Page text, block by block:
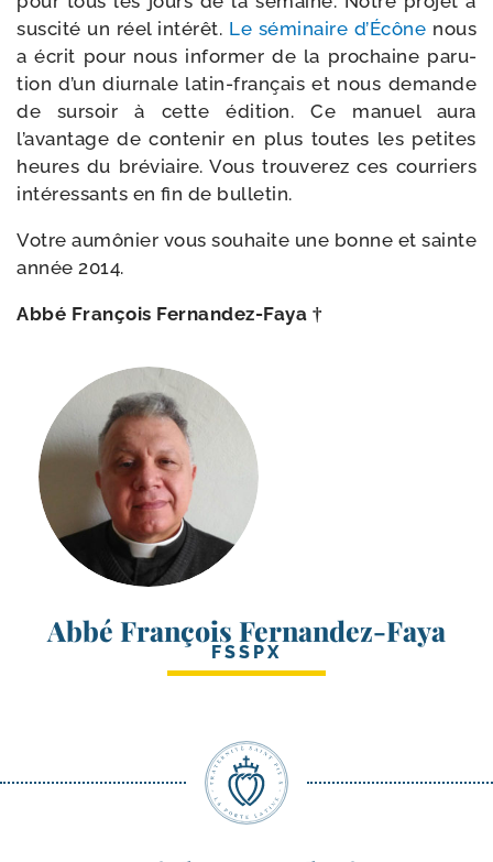
sus­ci­té un réel inté­rêt. Le sémi­naire d’Écône nous
a écrit pour nous infor­mer de la pro­chaine paru­
tion d’un diur­nale latin-​français et nous demande
de sur­soir à cette édi­tion. Ce manuel aura
l’avantage de conte­nir en plus toutes les petites
heures du bré­viaire. Vous trou­ve­rez ces cour­riers
inté­res­sants en fin de bulletin.
Votre aumô­nier vous sou­haite une bonne et sainte
année 2014.
Abbé François Fernandez-Faya †
Abbé François Fernandez-Faya
FSSPX